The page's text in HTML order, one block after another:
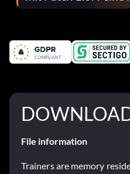
Fehlerbehebungen
File information
Trainers are memory